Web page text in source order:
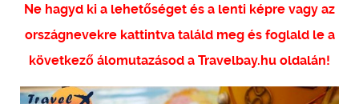
Ne hagyd ki a lehetőséget és a lenti képre vagy az
országnevekre kattintva találd meg és foglald le a
következő álomutazásod a Travelbay.hu oldalán!